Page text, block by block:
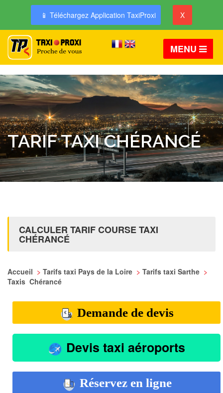
📱 Téléchargez Application TaxiProxi X
MENU
TARIF TAXI CHÉRANCÉ
CALCULER TARIF COURSE TAXI
CHÉRANCÉ
Accueil > Tarifs taxi Pays de la Loire > Tarifs taxi Sarthe >
Taxis Chérancé
Demande de devis
Devis taxi aéroports
Réservez en ligne